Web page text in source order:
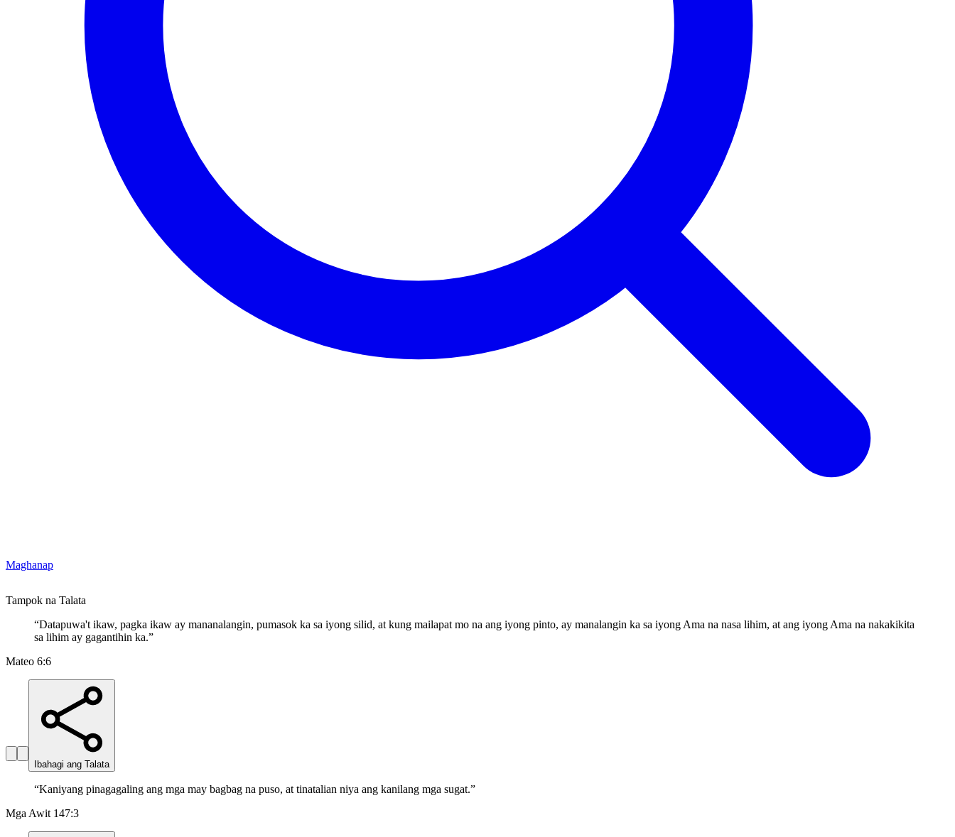
Maghanap
Tampok na Talata
“Datapuwa't ikaw, pagka ikaw ay mananalangin, pumasok ka sa iyong silid, at kung mailapat mo na ang iyong pinto, ay manalangin ka sa iyong Ama na nasa lihim, at ang iyong Ama na nakakikita
sa lihim ay gagantihin ka.”
Mateo 6:6
Ibahagi ang Talata
“Kaniyang pinagagaling ang mga may bagbag na puso, at tinatalian niya ang kanilang mga sugat.”
Mga Awit 147:3